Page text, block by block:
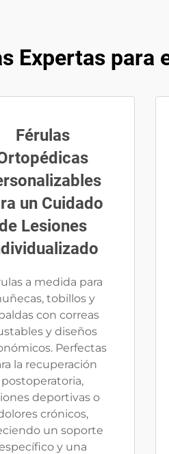
Expertas para
Férulas
un Cuidado
Lesiones
a medida para
tobillos y
con correas
y diseños
Perfectas
la recuperación
postoperatoria,
deportivas o
crónicos,
un soporte
y una